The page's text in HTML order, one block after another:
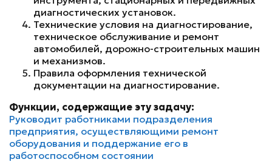
диагностических установок.
Технические условия на диагностирование,
техническое обслуживание и ремонт
автомобилей, дорожно-строительных машин
и механизмов.
Правила оформления технической
документации на диагностирование.
Функции, содержащие эту задачу:
Руководит работниками подразделения
предприятия, осуществляющими ремонт
оборудования и поддержание его в
работоспособном состоянии